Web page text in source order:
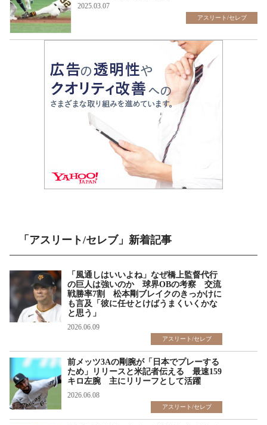
2025.03.07
アスリート/セレブ
「アスリート/セレブ」新着記事
「風通しはいいよね」なぜ橋上監督代行
の巨人は強いのか 球界OBの考察 交流
戦勝率7割 松本剛ブレイクのきっかけに
も言及「彼に任せとけばうまくいくかな
と思う」
2026.06.09
アスリート/セレブ
前メッツ3Aの剛腕が「日本でプレーする
ため」リリースと米記者伝える 最速159
キロ左腕 主にリリーフとして活躍
2026.06.08
アスリート/セレブ